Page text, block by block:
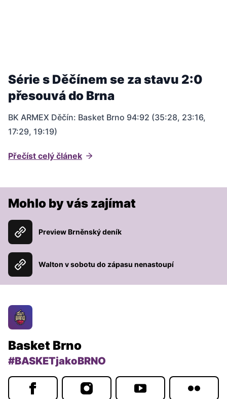
Série s Děčínem se za stavu 2:0
přesouvá do Brna
BK ARMEX Děčín: Basket Brno 94:92 (35:28, 23:16,
17:29, 19:19)
Přečíst celý článek
Mohlo by vás zajímat
Preview Brněnský deník
Walton v sobotu do zápasu nenastoupí
Basket Brno
#BASKETjakoBRNO